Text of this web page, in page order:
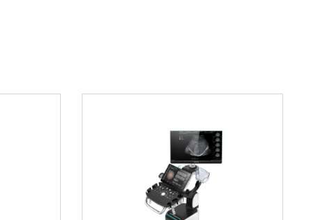
или оставьте заявку на сайте.